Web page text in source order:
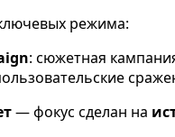
режима:
: сюжетная
— фокус сделан на